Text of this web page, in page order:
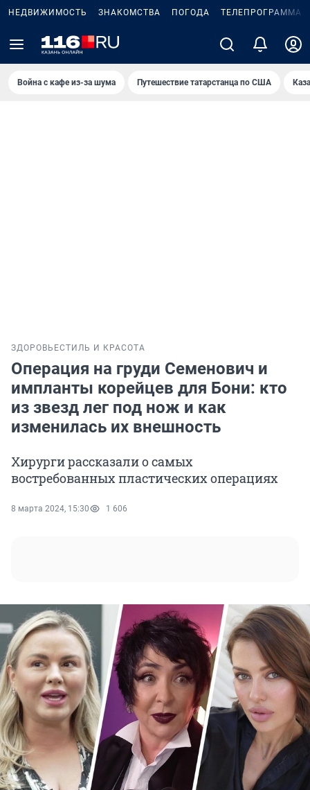
НЕДВИЖИМОСТЬ ЗНАКОМСТВА ПОГОДА ТЕЛЕПРОГРАММА
Война с кафе из-за шума Путешествие татарстанца по США
ЗДОРОВЬЕСТИЛЬ И КРАСОТА
Операция на груди Семенович и
импланты корейцев для Бони: кто
из звезд лег под нож и как
изменилась их внешность
Хирурги рассказали о самых
востребованных пластических операциях
8 марта 2024, 15:30 1 606